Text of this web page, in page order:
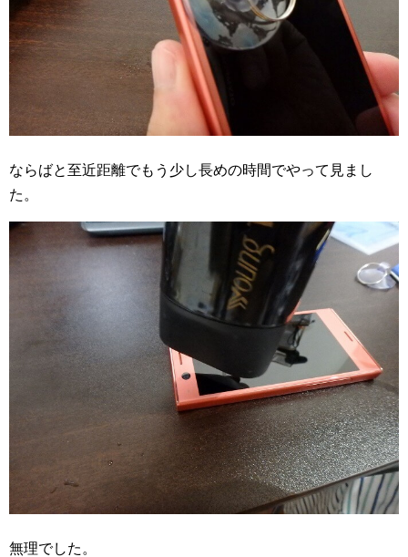
ならばと至近距離でもう少し長めの時間でやって見まし
た。
無理でした。